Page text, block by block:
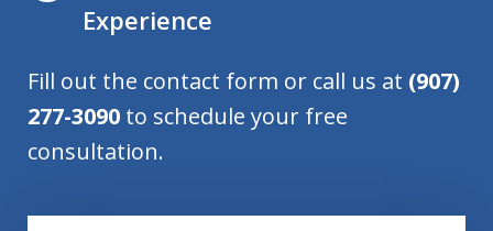
Experience
Fill out the contact form or call us at (907)
277-3090 to schedule your free
consultation.